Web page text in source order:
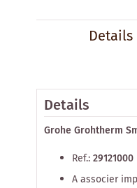
Details
Details
Grohe Grohtherm
Ref.:29121000
A associer